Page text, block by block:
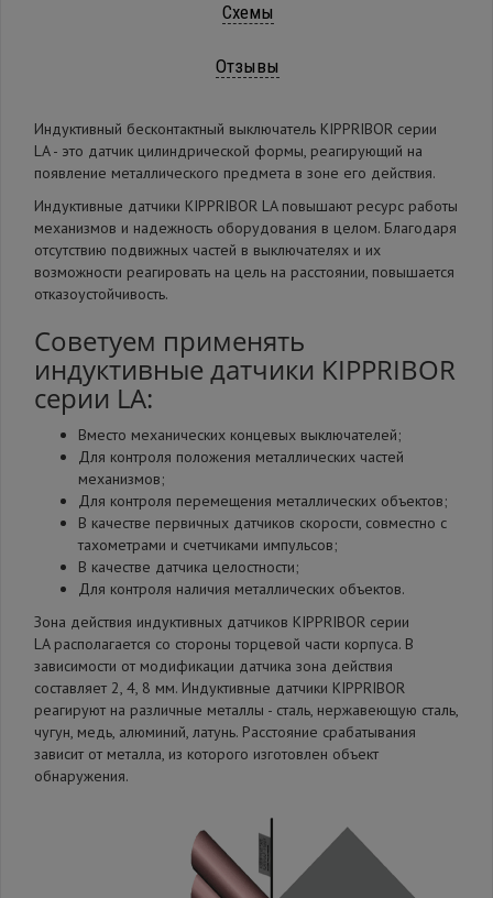
Схемы
Отзывы
Индуктивный бесконтактный выключатель KIPPRIBOR серии
LA - это датчик цилиндрической формы, реагирующий на
появление металлического предмета в зоне его действия.
Индуктивные датчики KIPPRIBOR LA повышают ресурс работы
механизмов и надежность оборудования в целом. Благодаря
отсутствию подвижных частей в выключателях и их
возможности реагировать на цель на расстоянии, повышается
отказоустойчивость.
Советуем применять
индуктивные датчики KIPPRIBOR
серии LA:
Вместо механических концевых выключателей;
Для контроля положения металлических частей
механизмов;
Для контроля перемещения металлических объектов;
В качестве первичных датчиков скорости, совместно с
тахометрами и счетчиками импульсов;
В качестве датчика целостности;
Для контроля наличия металлических объектов.
Зона действия индуктивных датчиков KIPPRIBOR серии
LA располагается со стороны торцевой части корпуса. В
зависимости от модификации датчика зона действия
составляет 2, 4, 8 мм. Индуктивные датчики KIPPRIBOR
реагируют на различные металлы - сталь, нержавеющую сталь,
чугун, медь, алюминий, латунь. Расстояние срабатывания
зависит от металла, из которого изготовлен объект
обнаружения.